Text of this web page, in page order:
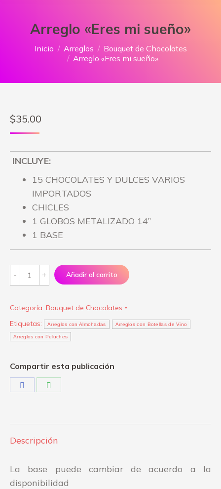
Arreglo «Eres mi sueño»
Estás aquí:
Inicio Arreglos
Bouquet de Chocolates
Arreglo «Eres mi sueño»
$35.00
INCLUYE:
15 CHOCOLATES Y DULCES VARIOS
IMPORTADOS
CHICLES
1 GLOBOS METALIZADO 14”
1 BASE
Arreglo
"Eres
sueño"
quantity
Añadir al carrito
Categoría: Bouquet de Chocolates
Etiquetas:
Arreglos con Almohadas Arreglos con Botellas de Vino
Arreglos con Peluches
Compartir esta publicación
Descripción
La base puede cambiar de acuerdo a la
disponibilidad